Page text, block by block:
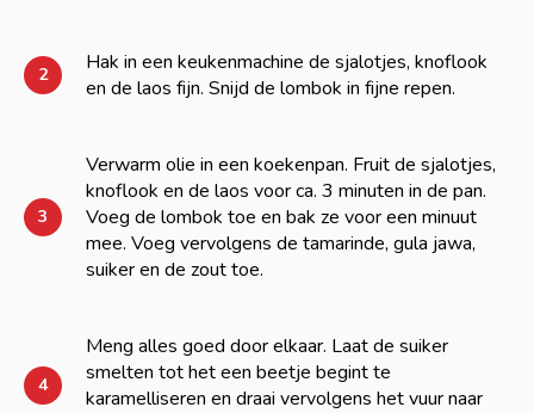
2
Hak in een keukenmachine de sjalotjes, knoflook
en de laos fijn. Snijd de lombok in fijne repen.
3
Verwarm olie in een koekenpan. Fruit de sjalotjes,
knoflook en de laos voor ca. 3 minuten in de pan.
Voeg de lombok toe en bak ze voor een minuut
mee. Voeg vervolgens de tamarinde, gula jawa,
suiker en de zout toe.
4
Meng alles goed door elkaar. Laat de suiker
smelten tot het een beetje begint te
karamelliseren en draai vervolgens het vuur naar